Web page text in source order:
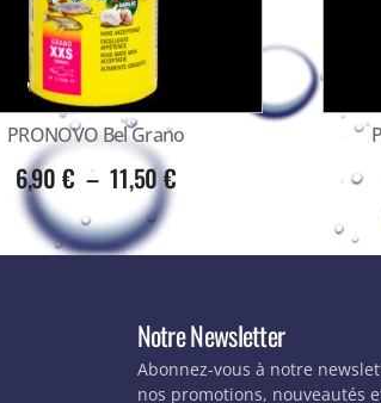
PRONOVO Bel Grano
6,90 € – 11,50€
Notre Newsletter
Abonnez-vous à notre
nos promotions, nouveautés